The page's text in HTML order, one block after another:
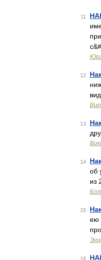
11
12
13
14
об
из
15
ею
16